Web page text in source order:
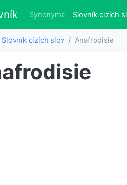
Slovník
Synonyma Slovník cizích
Slovník cizích slov Anafrodisie